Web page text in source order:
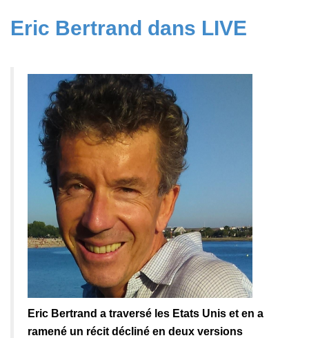
Eric Bertrand dans LIVE
Eric Bertrand a traversé les Etats Unis et en a
ramené un récit décliné en deux versions